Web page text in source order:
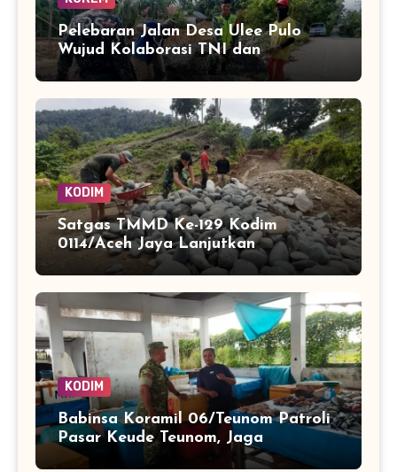
Pelebaran Jalan Desa Ulee Pulo
Wujud Kolaborasi TNI dan
Masyarakat Bangun Infrastruktur
KODIM
Satgas TMMD Ke-129 Kodim
0114/Aceh Jaya Lanjutkan
Pembuatan Jembatan Kayu 4×6
KODIM
Babinsa Koramil 06/Teunom Patroli
Pasar Keude Teunom, Jaga
Keamanan dan Kenyamanan